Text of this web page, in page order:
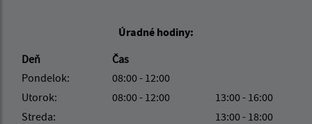
Úradné hodiny:
Deň
Čas
Pondelok:
08:00 - 12:00
Utorok:
08:00 - 12:00
13:00 - 16:00
Streda:
13:00 - 18:00